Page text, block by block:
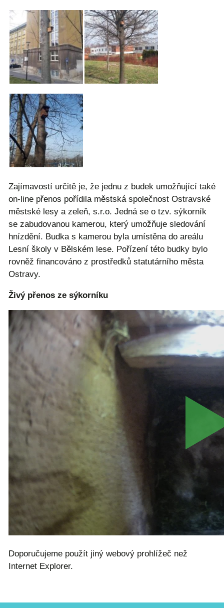
Zajímavostí určitě je, že jednu z budek umožňující také
on-line přenos pořídila městská společnost Ostravské
městské lesy a zeleň, s.r.o. Jedná se o tzv. sýkorník
se zabudovanou kamerou, který umožňuje sledování
hnízdění. Budka s kamerou byla umístěna do areálu
Lesní školy v Bělském lese. Pořízení této budky bylo
rovněž financováno z prostředků statutárního města
Ostravy.
Živý přenos ze sýkorníku
Doporučujeme použít jiný webový prohlížeč než
Internet Explorer.